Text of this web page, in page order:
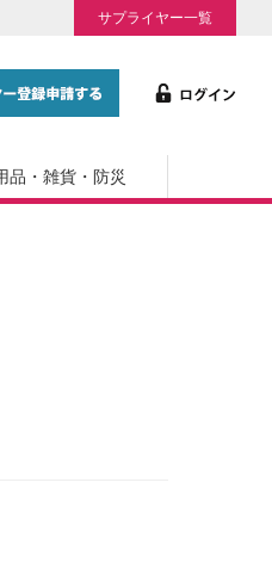
サプライヤー一覧
品・雑貨・防災